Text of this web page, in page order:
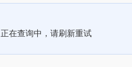
正在查询中，请刷新重试